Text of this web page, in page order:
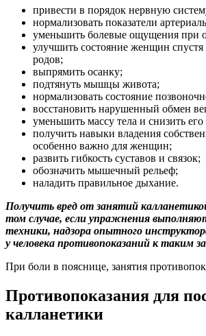
привести в порядок нервную
нормализовать показатели
уменьшить болевые ощущения при
улучшить состояние женщин спустя
родов;
выпрямить осанку;
подтянуть мышцы живота;
нормализовать состояние
восстановить нарушенный обмен
уменьшить массу тела и снизить
получить навыки владения
особенно важно для женщин;
развить гибкость суставов и связок;
обозначить мышечный рельеф;
наладить правильное дыхание.
Получить вред от занятий
том случае, если упражнения
техники, надзора опытного
у человека противопоказаний к таким
При боли в пояснице, занятия
Противопоказания для
калланетики